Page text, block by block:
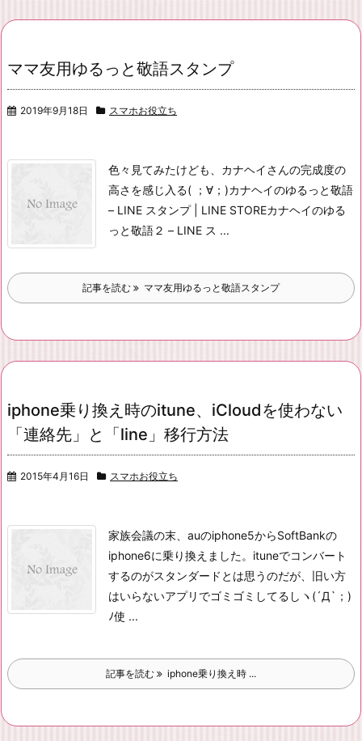
ママ友用ゆるっと敬語スタンプ
2019年9月18日 スマホお役立ち
色々見てみたけども、カナヘイさんの完成度の
高さを感じ入る( ；∀；)カナヘイのゆるっと敬語
– LINE スタンプ | LINE STOREカナヘイのゆる
っと敬語２ – LINE ス ...
記事を読む ママ友用ゆるっと敬語スタンプ
iphone乗り換え時のitune、iCloudを使わない
「連絡先」と「line」移行方法
2015年4月16日 スマホお役立ち
家族会議の末、auのiphone5からSoftBankの
iphone6に乗り換えました。 ituneでコンバート
するのがスタンダードとは思うのだが、 旧い方
はいらないアプリでゴミゴミしてるしヽ(´Д`；)
ﾉ使 ...
記事を読む iphone乗り換え時 ...